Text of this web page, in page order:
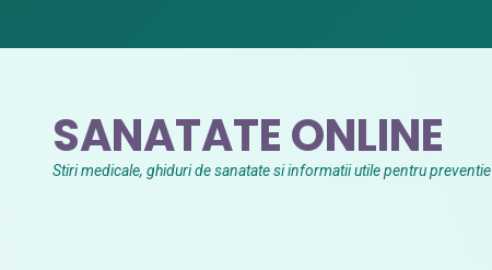
SANATATE ONLINE
Stiri medicale, ghiduri de sanatate si informatii utile pentru preventie